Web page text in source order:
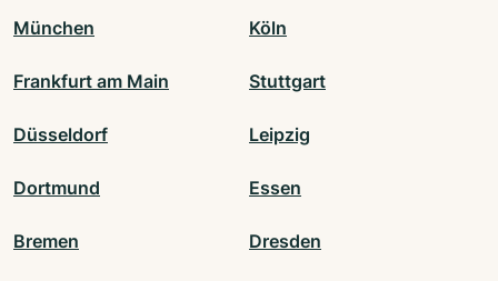
München Köln
Frankfurt am Main Stuttgart
Düsseldorf Leipzig
Dortmund Essen
Bremen Dresden